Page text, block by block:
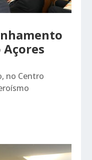
no Centro